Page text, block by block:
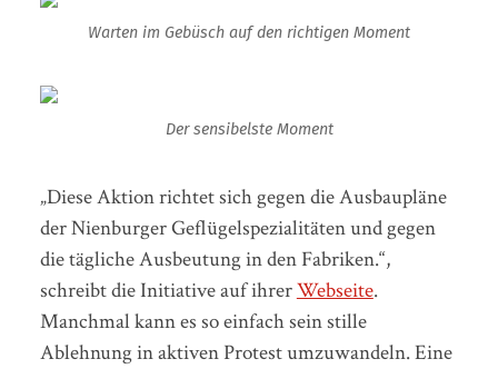
Warten im Gebüsch auf den richtigen Moment
Der sensibelste Moment
„Diese Aktion richtet sich gegen die Ausbaupläne
der Nienburger Geflügelspezialitäten und gegen
die tägliche Ausbeutung in den Fabriken.“,
schreibt die Initiative auf ihrerWebseite.
Manchmal kann es so einfach sein stille
Ablehnung in aktiven Protest umzuwandeln. Eine